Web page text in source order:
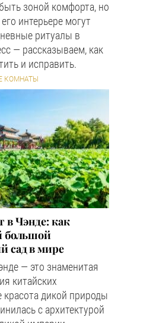
зоной комфорта, но
интерьере могут
ритуалы в
— рассказываем, как
и исправить.
КОМНАТЫ
в Чэнде: как
большой
сад в мире
— это знаменитая
китайских
красота дикой природы
с архитектурой